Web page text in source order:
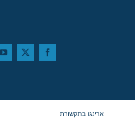
ארינגו בתקשורת